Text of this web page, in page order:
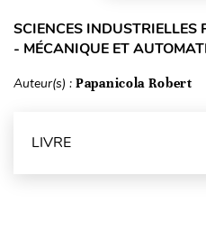
SCIENCES INDUSTRIELLES
- MÉCANIQUE ET
Auteur(s) : Papanicola Robert
LIVRE